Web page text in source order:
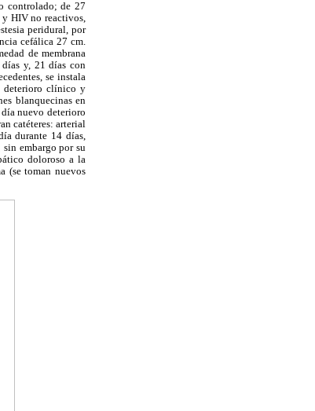
controlado; de 27
y HIV no reactivos,
peridural, por
cefálica 27 cm.
de membrana
y, 21 días con
se instala
deterioro clínico y
blanquecinas en
nuevo deterioro
catéteres: arterial
durante 14 días,
embargo por su
doloroso a la
(se toman nuevos